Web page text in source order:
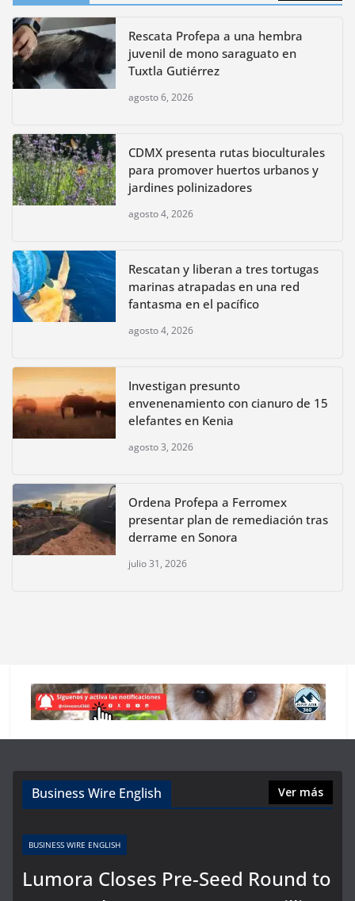
Rescata Profepa a una hembra
juvenil de mono saraguato en
Tuxtla Gutiérrez
agosto 6, 2026
CDMX presenta rutas bioculturales
para promover huertos urbanos y
jardines polinizadores
agosto 4, 2026
Rescatan y liberan a tres tortugas
marinas atrapadas en una red
fantasma en el pacífico
agosto 4, 2026
Investigan presunto
envenenamiento con cianuro de 15
elefantes en Kenia
agosto 3, 2026
Ordena Profepa a Ferromex
presentar plan de remediación tras
derrame en Sonora
julio 31, 2026
Business Wire English Ver más
BUSINESS WIRE ENGLISH
Lumora Closes Pre-Seed Round to